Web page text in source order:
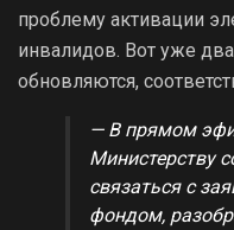
проблему активации
инвалидов. Вот уже
обновляются,
— В прямом
Министерству
связаться с
фондом,